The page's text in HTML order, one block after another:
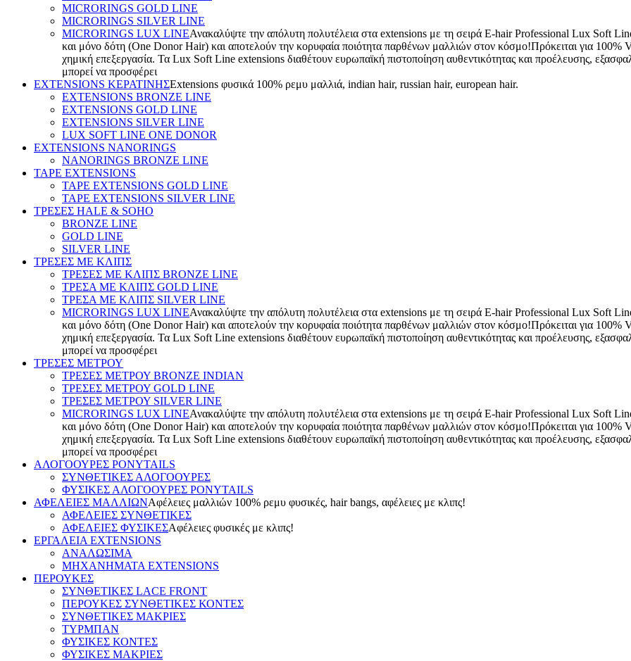
MICRORINGS GOLD LINE
MICRORINGS SILVER LINE
MICRORINGS LUX LINEΑνακαλύψτε την απόλυτη πολυτέλεια στα extensions με τη σειρά E-hair Professional Lux Soft
και μόνο δότη (One Donor Hair) και αποτελούν την κορυφαία ποιότητα παρθένων μαλλιών στον κόσμο!Πρόκειται για 100%
χημική επεξεργασία. Τα Lux Soft Line extensions διαθέτουν ευρωπαϊκή πιστοποίηση αυθεντικότητας και προέλευσης,
μπορεί να προσφέρει
EXTENSIONS ΚΕΡΑΤΙΝΗΣExtensions φυσικά 100% ρεμυ μαλλιά, indian hair, russian hair, european hair.
EXTENSIONS BRONZE LINE
EXTENSIONS GOLD LINE
EXTENSIONS SILVER LINE
LUX SOFT LINE ONE DONOR
EXTENSIONS NANORINGS
NANORINGS BRONZE LINE
TAPE EXTENSIONS
TAPE EXTENSIONS GOLD LINE
TAPE EXTENSIONS SILVER LINE
ΤΡΕΣΕΣ HALE & SOHO
BRONZE LINE
GOLD LINE
SILVER LINE
ΤΡΕΣΕΣ ΜΕ ΚΛΙΠΣ
ΤΡΕΣΕΣ ΜΕ ΚΛΙΠΣ BRONZE LINE
ΤΡΕΣΑ ΜΕ ΚΛΙΠΣ GOLD LINE
ΤΡΕΣΑ ΜΕ ΚΛΙΠΣ SILVER LINE
MICRORINGS LUX LINEΑνακαλύψτε την απόλυτη πολυτέλεια στα extensions με τη σειρά E-hair Professional Lux Soft
και μόνο δότη (One Donor Hair) και αποτελούν την κορυφαία ποιότητα παρθένων μαλλιών στον κόσμο!Πρόκειται για 100%
χημική επεξεργασία. Τα Lux Soft Line extensions διαθέτουν ευρωπαϊκή πιστοποίηση αυθεντικότητας και προέλευσης,
μπορεί να προσφέρει
ΤΡΕΣΕΣ ΜΕΤΡΟΥ
TΡΕΣΕΣ ΜΕΤΡΟΥ BRONZE INDIAN
ΤΡΕΣΕΣ ΜΕΤΡΟΥ GOLD LINE
ΤΡΕΣΕΣ ΜΕΤΡΟΥ SILVER LINE
MICRORINGS LUX LINEΑνακαλύψτε την απόλυτη πολυτέλεια στα extensions με τη σειρά E-hair Professional Lux Soft
και μόνο δότη (One Donor Hair) και αποτελούν την κορυφαία ποιότητα παρθένων μαλλιών στον κόσμο!Πρόκειται για 100%
χημική επεξεργασία. Τα Lux Soft Line extensions διαθέτουν ευρωπαϊκή πιστοποίηση αυθεντικότητας και προέλευσης,
μπορεί να προσφέρει
ΑΛΟΓΟΟΥΡΕΣ PONYTAILS
ΣΥΝΘΕΤΙΚΕΣ ΑΛΟΓΟΟΥΡΕΣ
ΦΥΣΙΚΕΣ ΑΛΟΓΟΟΥΡΕΣ PONYTAILS
ΑΦΕΛΕΙΕΣ ΜΑΛΛΙΩΝAφέλειες μαλλιών 100% ρεμυ φυσικές, hair bangs, αφέλειες με κλιπς!
ΑΦΕΛΕΙΕΣ ΣΥΝΘΕΤΙΚΕΣ
ΑΦΕΛΕΙΕΣ ΦΥΣΙΚΕΣΑφέλειες φυσικές με κλιπς!
ΕΡΓΑΛΕΙΑ EXTENSIONS
ΑΝΑΛΩΣΙΜΑ
ΜΗΧΑΝΗΜΑΤΑ EXTENSIONS
ΠΕΡΟΥΚΕΣ
ΣΥΝΘΕΤΙΚΕΣ LACE FRONT
ΠΕΡΟΥΚΕΣ ΣΥΝΘΕΤΙΚΕΣ ΚΟΝΤΕΣ
ΣΥΝΘΕΤΙΚΕΣ ΜΑΚΡΙΕΣ
ΤΥΡΜΠΑΝ
ΦΥΣΙΚΕΣ ΚΟΝΤΕΣ
ΦΥΣΙΚΕΣ ΜΑΚΡΙΕΣ